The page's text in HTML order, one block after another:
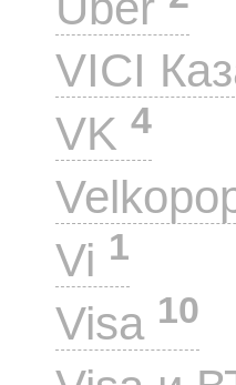
VICI
VK 4
Vi 1
Visa 10